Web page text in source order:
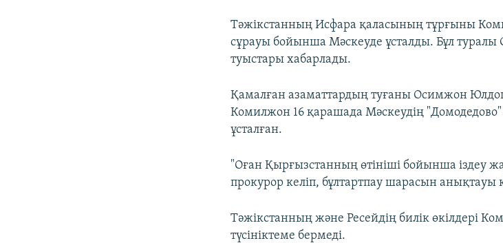
Тәжікстанның Исфара қаласының тұрғыны
сұрауы бойынша Мәскеуде ұсталды. Бұл
туыстары хабарлады.
Қамалған азаматтардың туғаны Осимжон
Комилжон 16 қарашада Мәскеудің
ұсталған.
"Оған Қырғызстанның өтініші бойынша іздеу
прокурор келіп, бұлтартпау шарасын
Тәжікстанның және Ресейдің билік өкілдері
түсініктеме бермеді.